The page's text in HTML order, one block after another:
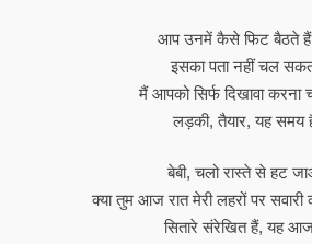
आप उनमें कैसे फिट बैठते
इसका पता नहीं चल
मैं आपको सिर्फ दिखावा करना
लड़की, तैयार, यह समय
बेबी, चलो रास्ते से हट
क्या तुम आज रात मेरी लहरों पर सवारी
सितारे संरेखित हैं, यह